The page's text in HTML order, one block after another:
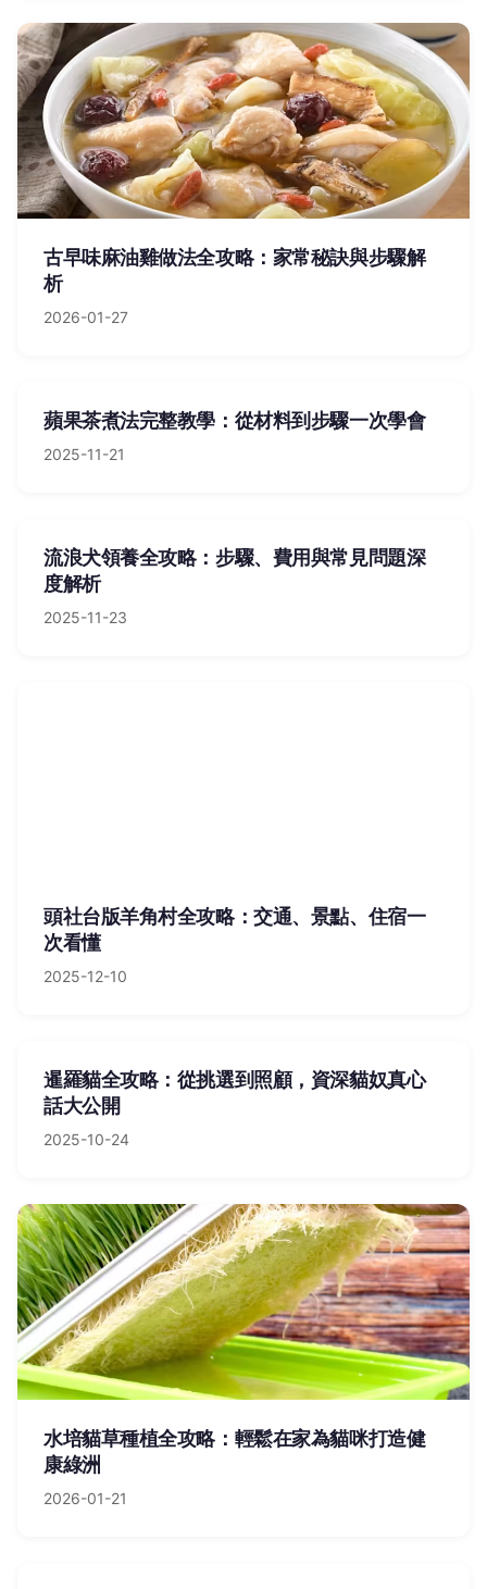
古早味麻油雞做法全攻略：家常秘訣與步驟解
析
2026-01-27
蘋果茶煮法完整教學：從材料到步驟一次學會
2025-11-21
流浪犬領養全攻略：步驟、費用與常見問題深
度解析
2025-11-23
頭社台版羊角村全攻略：交通、景點、住宿一
次看懂
2025-12-10
暹羅貓全攻略：從挑選到照顧，資深貓奴真心
話大公開
2025-10-24
水培貓草種植全攻略：輕鬆在家為貓咪打造健
康綠洲
2026-01-21